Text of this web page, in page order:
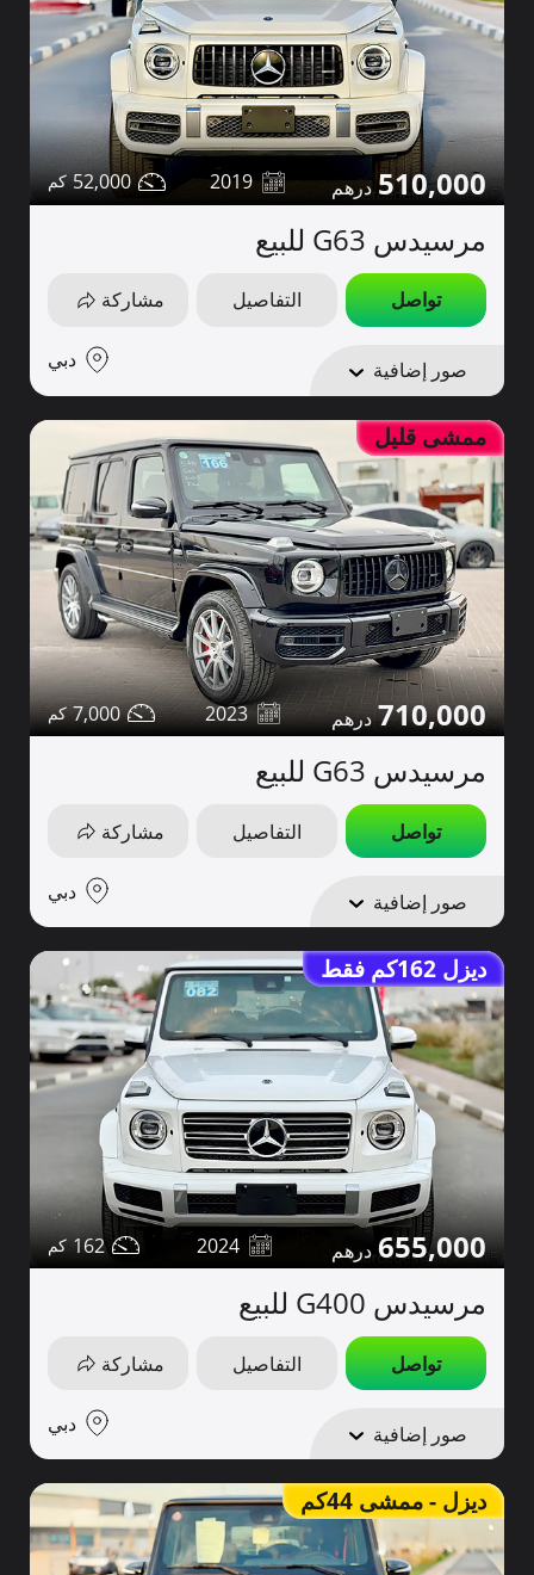
510,000
2019
52,000
مرسيدس G63 للبيع
تواصل التفاصيل مشاركة
صور إضافية دبي
ممشى قليل
710,000
2023
7,000
مرسيدس G63 للبيع
تواصل التفاصيل مشاركة
صور إضافية دبي
ديزل 162كم فقط
655,000
2024
162
مرسيدس G400 للبيع
تواصل التفاصيل مشاركة
صور إضافية دبي
ديزل - ممشى 44كم